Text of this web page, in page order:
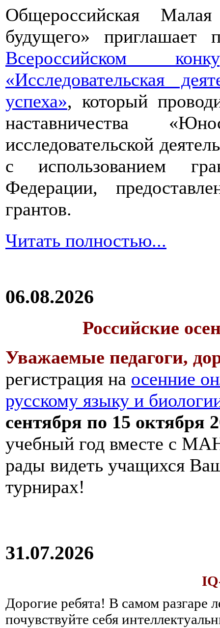
Общероссийская
будущего» приглашает
Всероссийском
«Исследовательская
успеха», который
наставничества
исследовательской
с использованием
Федерации,
грантов.
Читать полностью...
06.08.2026
Российские
Уважаемые педагоги,
регистрация на осенние
русскому языку и
сентября по 15 октября
учебный год вместе с
рады видеть учащихся
турнирах!
31.07.2026
Дорогие ребята! В самом разгаре
почувствуйте себя